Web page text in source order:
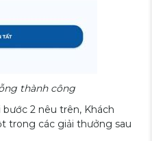
thành công
bước 2 nêu trên, Khách
trong các giải thưởng sau